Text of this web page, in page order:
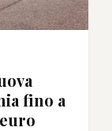
fino a